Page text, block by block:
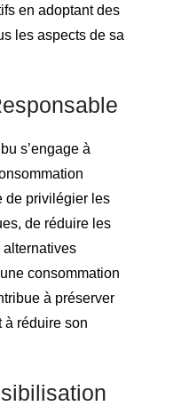
en adoptant des
les aspects de sa
s’engage à
de privilégier les
de réduire les
alternatives
consommation
à préserver
à réduire son